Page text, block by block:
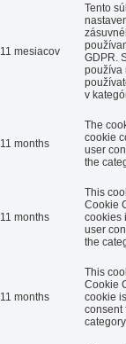
11 mesiacov
Tento
GDPR.
používa
v
11 months
The
cookie
user
the
11 months
This
Cookie
cookies
user
the
11 months
This
Cookie
cookie
consent